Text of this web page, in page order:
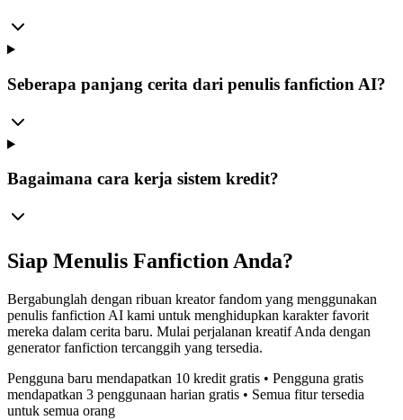
Seberapa panjang cerita dari penulis fanfiction AI?
Bagaimana cara kerja sistem kredit?
Siap Menulis Fanfiction Anda?
Bergabunglah dengan ribuan kreator fandom yang menggunakan
penulis fanfiction AI kami untuk menghidupkan karakter favorit
mereka dalam cerita baru. Mulai perjalanan kreatif Anda dengan
generator fanfiction tercanggih yang tersedia.
Pengguna baru mendapatkan 10 kredit gratis • Pengguna gratis
mendapatkan 3 penggunaan harian gratis • Semua fitur tersedia
untuk semua orang